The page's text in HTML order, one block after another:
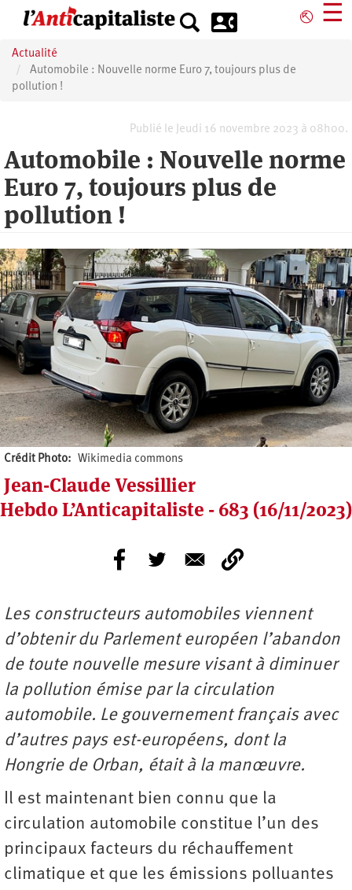
principal
⎋ ☰
Actualité
Automobile : Nouvelle norme Euro 7, toujours plus de
pollution !
Publié le Jeudi 16 novembre 2023 à 08h00.
Automobile : Nouvelle norme
Euro 7, toujours plus de
pollution !
Crédit Photo Wikimedia commons
Jean-Claude Vessillier
Hebdo L’Anticapitaliste - 683 (16/11/2023)
Les constructeurs automobiles viennent
d’obtenir du Parlement européen l’abandon
de toute nouvelle mesure visant à diminuer
la pollution émise par la circulation
automobile. Le gouvernement français avec
d’autres pays est-européens, dont la
Hongrie de Orban, était à la manœuvre.
Il est maintenant bien connu que la
circulation automobile constitue l’un des
principaux facteurs du réchauffement
climatique et que les émissions polluantes